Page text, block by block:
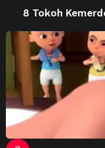
8 Tokoh